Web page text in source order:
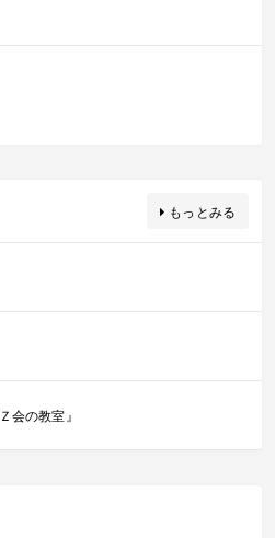
もっとみる
会の教室』